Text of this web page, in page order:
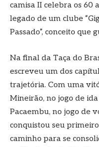
camisa II celebra os 60
legado de um clube
Passado”, conceito que
Na final da Taça do
escreveu um dos
trajetória. Com uma
Mineirão, no jogo de
Pacaembu, no jogo de
conquistou seu
caminho para se